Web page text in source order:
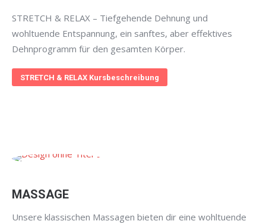
STRETCH & RELAX – Tiefgehende Dehnung und
wohltuende Entspannung, ein sanftes, aber effektives
Dehnprogramm für den gesamten Körper.
STRETCH & RELAX Kursbeschreibung
MASSAGE
Unsere klassischen Massagen bieten dir eine wohltuende